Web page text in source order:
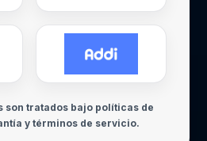
son tratados bajo políticas de
y términos de servicio.